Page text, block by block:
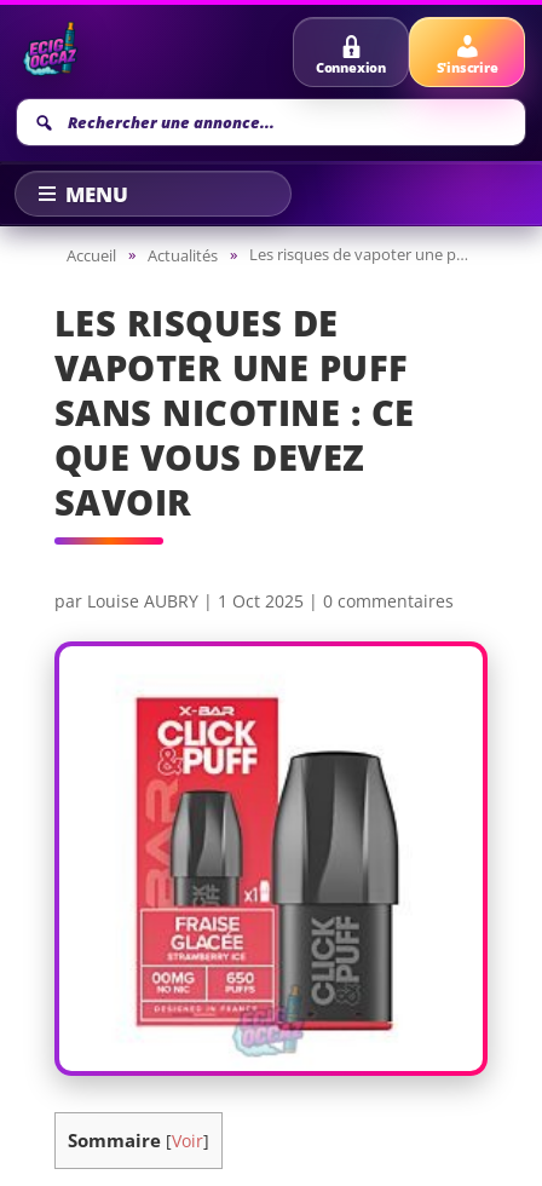
Recherche
annonce
Connexion S'inscrire
Accueil » Actualités » Les risques de vapoter une puff sans nicotine : ce que vous devez savoir
LES RISQUES DE
VAPOTER UNE PUFF
SANS NICOTINE : CE
QUE VOUS DEVEZ
SAVOIR
par Louise AUBRY| 1 Oct 2025| 0 commentaires
Sommaire [Voir]